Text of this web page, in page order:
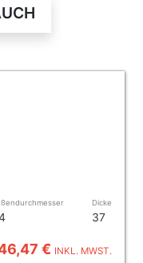
Dicke
37
€ INKL. MWST.